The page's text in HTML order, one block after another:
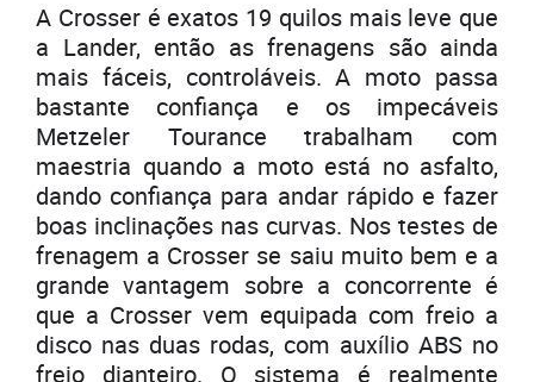
A Crosser é exatos 19 quilos mais leve que
a Lander, então as frenagens são ainda
mais fáceis, controláveis. A moto passa
bastante confiança e os impecáveis
Metzeler Tourance trabalham com
maestria quando a moto está no asfalto,
dando confiança para andar rápido e fazer
boas inclinações nas curvas. Nos testes de
frenagem a Crosser se saiu muito bem e a
grande vantagem sobre a concorrente é
que a Crosser vem equipada com freio a
disco nas duas rodas, com auxílio ABS no
freio dianteiro. O sistema é realmente